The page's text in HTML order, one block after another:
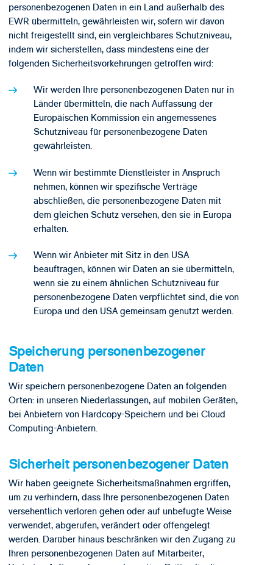
personenbezogenen Daten in ein Land außerhalb des
EWR übermitteln, gewährleisten wir, sofern wir davon
nicht freigestellt sind, ein vergleichbares Schutzniveau,
indem wir sicherstellen, dass mindestens eine der
folgenden Sicherheitsvorkehrungen getroffen wird:
Wir werden Ihre personenbezogenen Daten nur in
Länder übermitteln, die nach Auffassung der
Europäischen Kommission ein angemessenes
Schutzniveau für personenbezogene Daten
gewährleisten.
Wenn wir bestimmte Dienstleister in Anspruch
nehmen, können wir spezifische Verträge
abschließen, die personenbezogene Daten mit
dem gleichen Schutz versehen, den sie in Europa
erhalten.
Wenn wir Anbieter mit Sitz in den USA
beauftragen, können wir Daten an sie übermitteln,
wenn sie zu einem ähnlichen Schutzniveau für
personenbezogene Daten verpflichtet sind, die von
Europa und den USA gemeinsam genutzt werden.
Speicherung personenbezogener
Daten
Wir speichern personenbezogene Daten an folgenden
Orten: in unseren Niederlassungen, auf mobilen Geräten,
bei Anbietern von Hardcopy-Speichern und bei Cloud
Computing-Anbietern.
Sicherheit personenbezogener Daten
Wir haben geeignete Sicherheitsmaßnahmen ergriffen,
um zu verhindern, dass Ihre personenbezogenen Daten
versehentlich verloren gehen oder auf unbefugte Weise
verwendet, abgerufen, verändert oder offengelegt
werden. Darüber hinaus beschränken wir den Zugang zu
Ihren personenbezogenen Daten auf Mitarbeiter,